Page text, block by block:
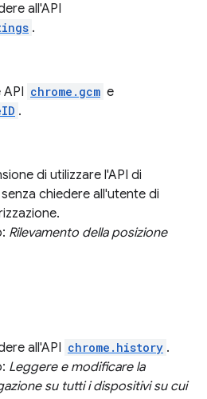
all'API
.
chrome.gcm e
.
di utilizzare l'API di
chiedere all'utente di
Rilevamento della posizione
all'API chrome.history .
Leggere e modificare la
su tutti i dispositivi su cui